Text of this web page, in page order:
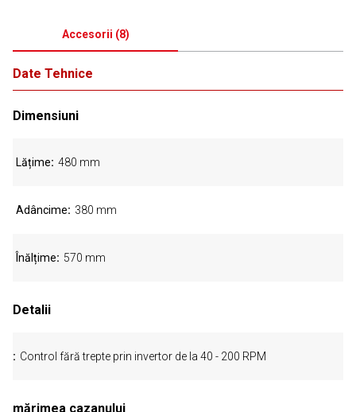
Accesorii (8)
Date Tehnice
Dimensiuni
Lățime 480 mm
Adâncime 380 mm
Înălțime 570 mm
Detalii
Control fără trepte prin invertor de la 40 - 200 RPM
mărimea cazanului